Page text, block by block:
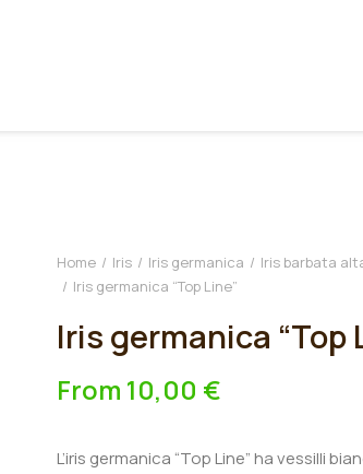
Home Iris Iris germanica
Iris barbata
Iris germanica “Top Line”
Iris germanica “Top
From 10,00 €
L’iris germanica “Top Line” ha vessilli